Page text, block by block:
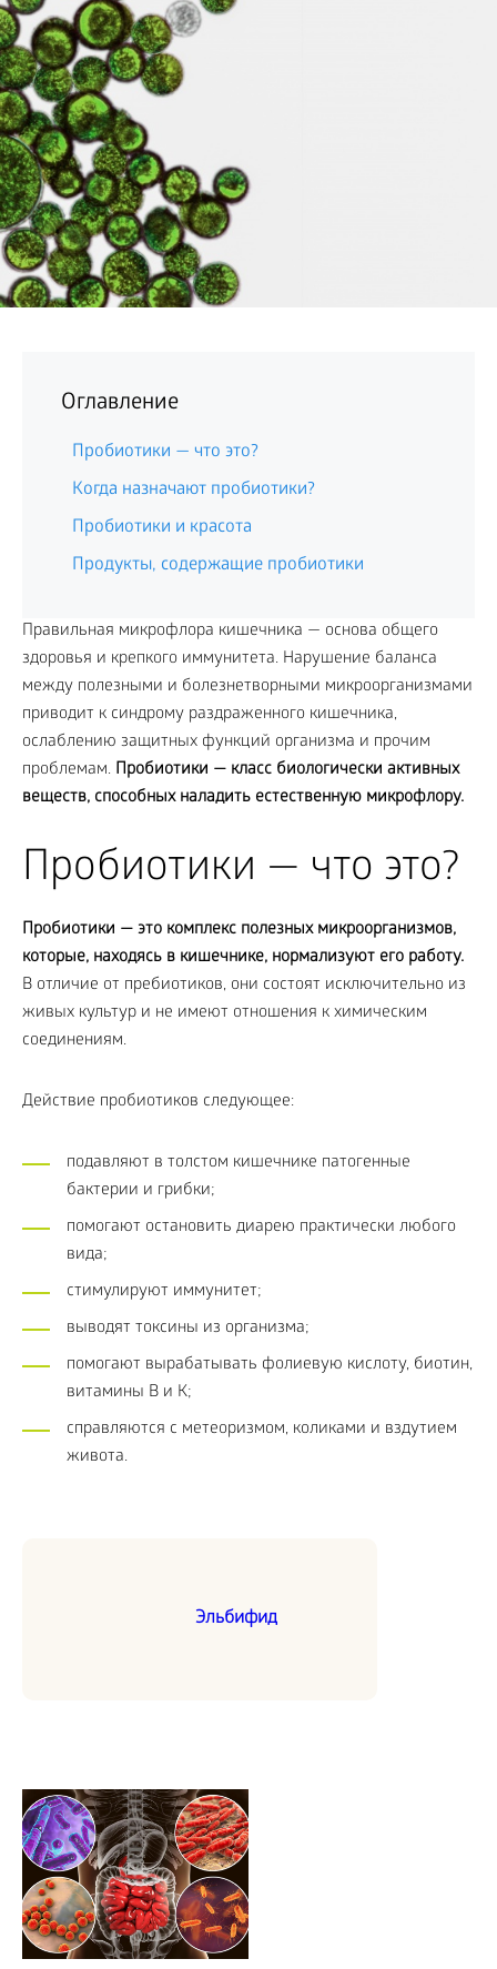
Оглавление
Пробиотики — что это?
Когда назначают пробиотики?
Пробиотики и красота
Продукты, содержащие пробиотики
Правильная микрофлора кишечника — основа общего
здоровья и крепкого иммунитета. Нарушение баланса
между полезными и болезнетворными микроорганизмами
приводит к синдрому раздраженного кишечника,
ослаблению защитных функций организма и прочим
проблемам. Пробиотики — класс биологически активных
веществ, способных наладить естественную микрофлору.
Пробиотики — что это?
Пробиотики — это комплекс полезных микроорганизмов,
которые, находясь в кишечнике, нормализуют его работу.
В отличие от пребиотиков, они состоят исключительно из
живых культур и не имеют отношения к химическим
соединениям.
Действие пробиотиков следующее:
подавляют в толстом кишечнике патогенные
бактерии и грибки;
помогают остановить диарею практически любого
вида;
стимулируют иммунитет;
выводят токсины из организма;
помогают вырабатывать фолиевую кислоту, биотин,
витамины В и К;
справляются с метеоризмом, коликами и вздутием
живота.
Эльбифид